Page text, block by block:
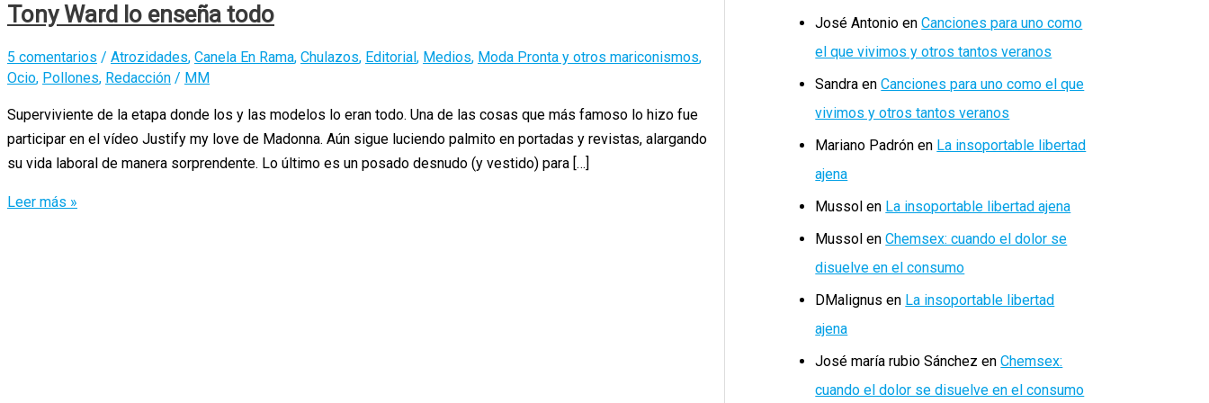
Tony Ward lo enseña todo
5 comentarios / Atrozidades, Canela En Rama, Chulazos, Editorial, Medios, Moda Pronta y otros mariconismos,
Ocio, Pollones, Redacción / MM
Superviviente de la etapa donde los y las modelos lo eran todo. Una de las cosas que más famoso lo hizo fue
participar en el vídeo Justify my love de Madonna. Aún sigue luciendo palmito en portadas y revistas, alargando
su vida laboral de manera sorprendente. Lo último es un posado desnudo (y vestido) para […]
Tony
Leer más »
José Antonio enCanciones para uno como
el que vivimos y otros tantos veranos
Sandra enCanciones para uno como el que
vivimos y otros tantos veranos
Mariano Padrón en La insoportable libertad
ajena
Mussol en La insoportable libertad ajena
Mussol enChemsex: cuando el dolor se
disuelve en el consumo
DMalignus en La insoportable libertad
ajena
José maría rubio Sánchez enChemsex:
cuando el dolor se disuelve en el consumo